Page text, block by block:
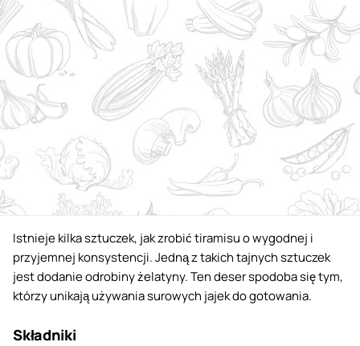
Istnieje kilka sztuczek, jak zrobić tiramisu o wygodnej i
przyjemnej konsystencji. Jedną z takich tajnych sztuczek
jest dodanie odrobiny żelatyny. Ten deser spodoba się tym,
którzy unikają używania surowych jajek do gotowania.
Składniki